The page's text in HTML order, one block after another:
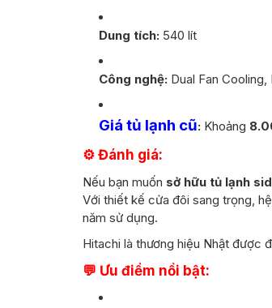
Dung tích: 540 lít
Công nghệ: Dual Fan
Giá tủ lạnh cũ: Khoảng
⚙️ Đánh giá:
Nếu bạn muốn sở hữu tủ lạnh
Với thiết kế cửa đôi sang trọng,
năm sử dụng.
Hitachi là thương hiệu Nhật được
💬 Ưu điểm nổi bật: